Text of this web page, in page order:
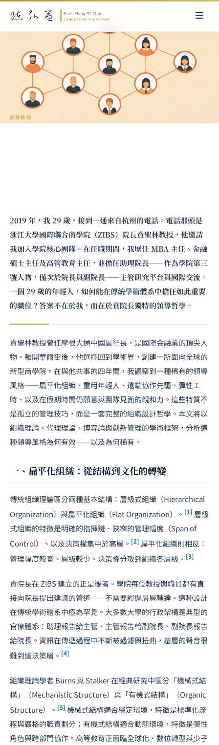
高等教育
2019 年，我 29 歲，接到一通來自杭州的電話。電話那頭是
浙江大學國際聯合商學院（ZIBS）院長賁聖林教授，他邀請
我加入學院核心團隊。在任職期間，我歷任 MBA 主任、金融
碩士主任及高管教育主任，並擔任助理院長——作為學院第三
號人物，僅次於院長與副院長——主管研究平台與國際交流。
一個 29 歲的年輕人，如何能在傳統學術體系中擔任如此重要
的職位？答案不在於我，而在於賁院長獨特的領導哲學。
賁聖林教授曾任摩根大通中國區行長，是國際金融業的頂尖人
物。離開華爾街後，他選擇回到學術界，創建一所面向全球的
新型商學院。在與他共事的四年間，我觀察到一種稀有的領導
風格——扁平化組織、重用年輕人、遠端協作先驅、彈性工
時、以及在假期時間仍願意與團隊見面的親和力。這些特質不
是孤立的管理技巧，而是一套完整的組織設計哲學。本文將以
組織理論、代理理論、博弈論與創新管理的學術框架，分析這
種領導風格為何有效——以及為何稀有。
一、扁平化組織：從結構到文化的轉變
傳統組織理論區分兩種基本結構：層級式組織（Hierarchical
Organization）與扁平化組織（Flat Organization）。 [1] 層級
式組織的特徵是明確的指揮鏈、狹窄的管理幅度（Span of
Control）、以及決策權集中於高層。 [2] 扁平化組織則相反：
管理幅度較寬、層級較少、決策權分散到組織各層級。 [3]
賁院長在 ZIBS 建立的正是後者。學院每位教授與職員都有直
接向院長提出建議的管道——不需要經過層層轉達。這種設計
在傳統學術體系中極為罕見。大多數大學的行政架構是典型的
官僚體系：助理報告給主管、主管報告給副院長、副院長報告
給院長。資訊在傳遞過程中不斷被過濾與扭曲，基層的聲音很
難到達決策層。 [4]
組織理論學者 Burns 與 Stalker 在經典研究中區分「機械式結
構」（Mechanistic Structure）與「有機式結構」（Organic
Structure）。 [5] 機械式結構適合穩定環境，特徵是標準化流
程與嚴格的職責劃分；有機式結構適合動態環境，特徵是彈性
角色與跨部門協作。高等教育正面臨全球化、數位轉型與少子